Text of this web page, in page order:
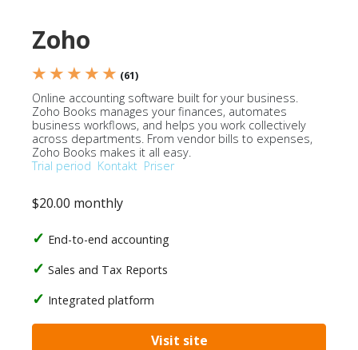
Zoho
★ ★ ★ ★ ★ (61)
Online accounting software built for your business.
Zoho Books manages your finances, automates
business workflows, and helps you work collectively
across departments. From vendor bills to expenses,
Zoho Books makes it all easy.
Trial period Kontakt Priser
$20.00 monthly
End-to-end accounting
Sales and Tax Reports
Integrated platform
Visit site